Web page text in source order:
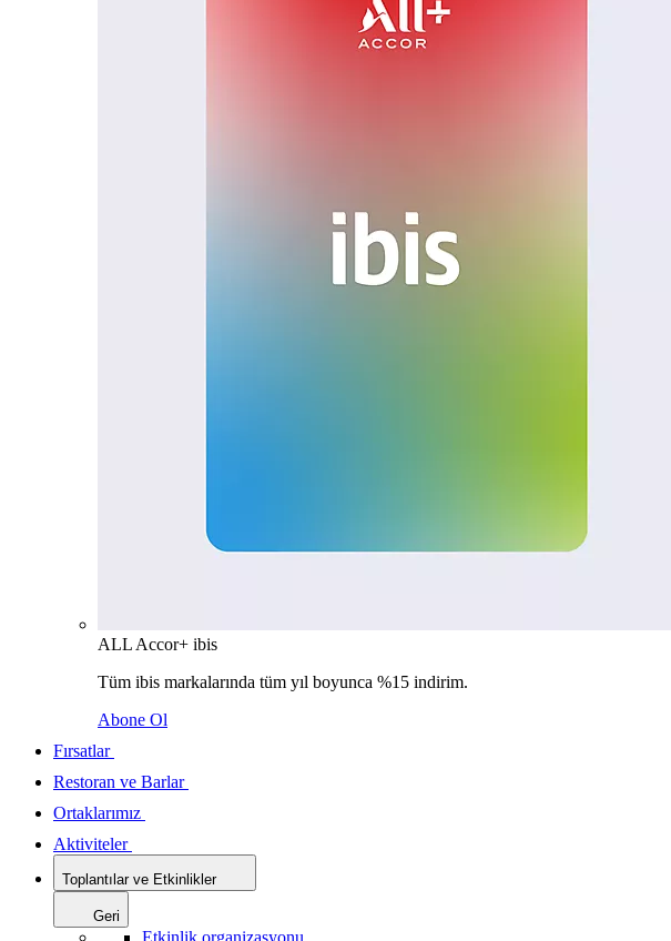
ALL Accor+ ibis
Tüm ibis markalarında tüm yıl boyunca %15 indirim.
Abone Ol
Fırsatlar
Restoran ve Barlar
Ortaklarımız
Aktiviteler
Toplantılar ve Etkinlikler
Geri
Etkinlik organizasyonu